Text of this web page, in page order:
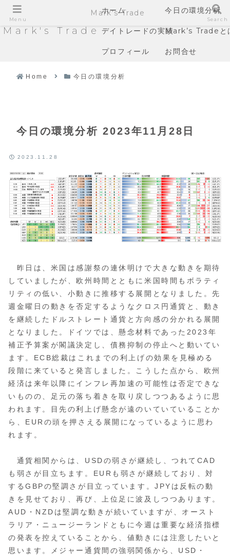
Mark's Trade
ホーム 今日の環境分析
デイトレードの実績Mark’s Tradeと
プロフィール お問合せ
Home 今日の環境分析
今日の環境分析 2023年11月28日
2023.11.28
昨日は、米国は感謝祭の連休明けで大きな動きを期待
していましたが、欧州時間とともに米国時間もボラティ
リティの低い、小動きに推移する展開となりました。先
週金曜日の動きを否定するようなクロス円通貨と、動き
を継続したドルストレート通貨と方向感の分かれる展開
となりました。ドイツでは、懸念材料であった2023年
補正予算案が閣議決定し、債務抑制の停止へと動いてい
ます。ECB総裁はこれまでの利上げの効果を見極める
段階に来ていると発言しました。こうした点から、欧州
経済は来年以降にインフレ再加速の可能性は否定できな
いものの、足元の落ち着きを取り戻しつつあるように思
われます。目先の利上げ懸念が遠のいていていることか
ら、EURの頭を押さえる展開になっているように思わ
れます。
通貨相関からは、USDの弱さが継続し、つれてCAD
も弱さが目立ちます。EURも弱さが継続しており、対
するGBPの堅調さが目立っています。JPYは反転の動
きを見せており、再び、上位足に波及しつつあります。
AUD・NZDは堅調な動きが続いていますが、オースト
ラリア・ニュージーランドともに今週は重要な経済指標
の発表を控えていることから、値動きには注意したいと
思います。メジャー通貨間の強弱関係から、USD・
Menu
Mark's Trade
Search